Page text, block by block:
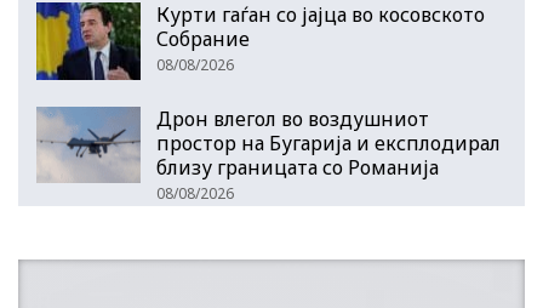
Курти гаѓан со јајца во косовското
Собрание
08/08/2026
Дрон влегол во воздушниот
простор на Бугарија и експлодирал
близу границата со Романија
08/08/2026